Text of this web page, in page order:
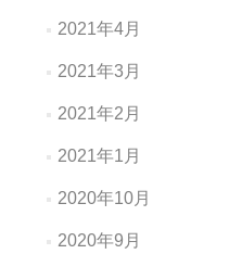
2021年4月
2021年3月
2021年2月
2021年1月
2020年10月
2020年9月